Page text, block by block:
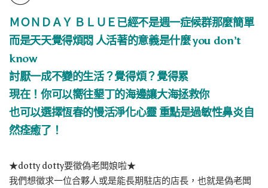
ＭＯＮＤＡＹ ＢＬＵＥ已經不是週一症候群那麼簡單
而是天天覺得煩悶 人活著的意義是什麼 you don’t
know
討厭一成不變的生活？覺得煩？覺得累
現在！你可以嚮往墾丁的海邊讓大海拯救你
也可以選擇恆春的慢活淨化心靈 重點是過敏性鼻炎自
然痊癒了！
★dotty dotty要徵偽老闆娘啦★
我們想徵求一位合夥人或是能長期駐店的店長，也就是偽老闆